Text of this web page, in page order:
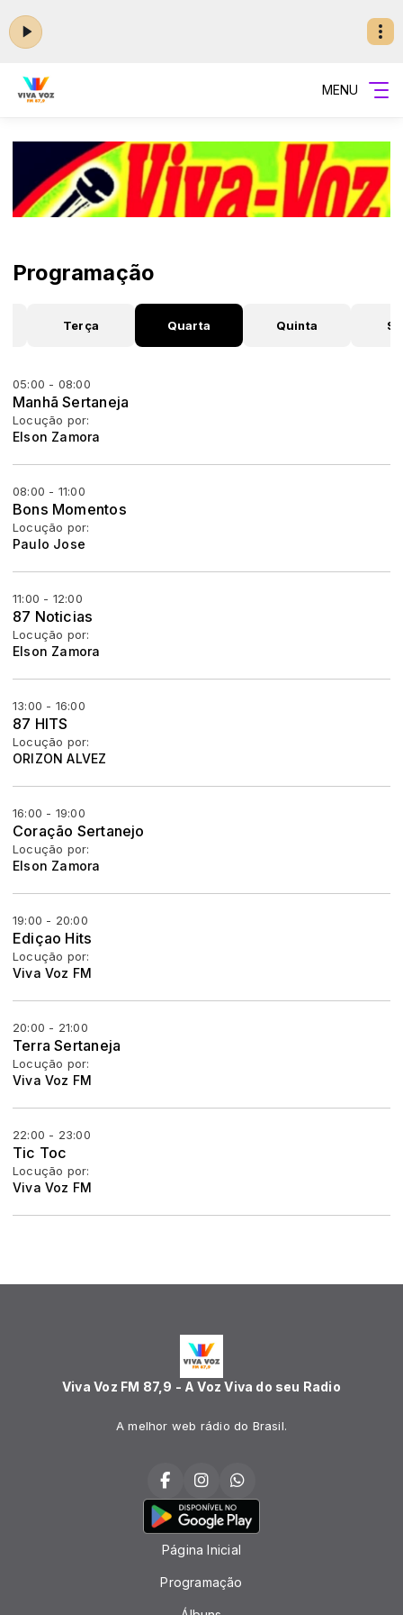
MENU
Programação
Terça Quarta Quinta
05:00 - 08:00
Manhã Sertaneja
Locução por:
Elson Zamora
08:00 - 11:00
Bons Momentos
Locução por:
Paulo Jose
11:00 - 12:00
87 Noticias
Locução por:
Elson Zamora
13:00 - 16:00
87 HITS
Locução por:
ORIZON ALVEZ
16:00 - 19:00
Coração Sertanejo
Locução por:
Elson Zamora
19:00 - 20:00
Ediçao Hits
Locução por:
Viva Voz FM
20:00 - 21:00
Terra Sertaneja
Locução por:
Viva Voz FM
22:00 - 23:00
Tic Toc
Locução por:
Viva Voz FM
Viva Voz FM 87,9 - A Voz Viva do seu Radio
A melhor web rádio do Brasil.
Página Inicial
Programação